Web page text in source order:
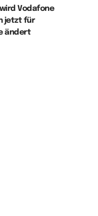
Vodafone
jetzt für
ändert